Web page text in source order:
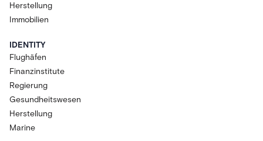
Herstellung
Immobilien
IDENTITY
Flughäfen
Finanzinstitute
Regierung
Gesundheitswesen
Herstellung
Marine